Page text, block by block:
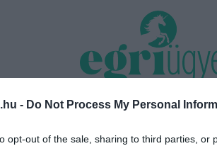
- Do Not Process My Personal
opt-out of the sale, sharing to third parties, or